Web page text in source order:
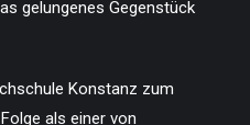
gelungenes Gegenstück
Konstanz zum
als einer von